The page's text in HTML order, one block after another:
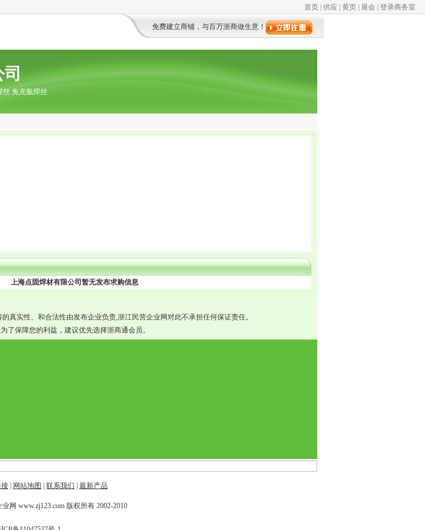
首页 供应 黄页 展会 登录商务室
免费建立商铺，与百万浙商做生意！
司
丝 免充氩焊丝
上海点固焊材有限公司暂无发布求购信息
真实性、和合法性由发布企业负责,浙江民营企业网对此不承担任何保证责任。
了保障您的利益，建议优先选择浙商通会员。
网站地图 联系我们 最新产品
网 www.zj123.com 版权所有 2002-2010